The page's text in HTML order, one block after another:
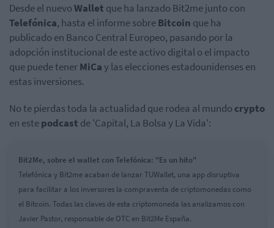
Desde el nuevoWallet que ha lanzado Bit2me junto con
Telefónica, hasta el informe sobreBitcoin que ha
publicado en Banco Central Europeo, pasando por la
adopción institucional de este activo digital o el impacto
que puede tenerMiCay las elecciones estadounidenses en
estas inversiones.
No te pierdas toda la actualidad que rodea al mundo crypto
en estepodcast de 'Capital, La Bolsa y La Vida':
Bit2Me, sobre el wallet con Telefónica: "Es un hito"
Telefónica y Bit2me acaban de lanzar TUWallet, una app disruptiva
para facilitar a los inversores la compraventa de criptomonedas como
el Bitcoin. Todas las claves de esta criptomoneda las analizamos con
Javier Pastor, responsable de OTC en Bit2Me España.